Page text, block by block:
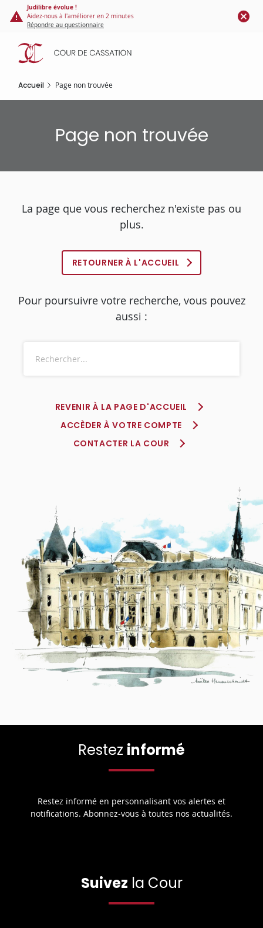
Panneau de gestion des cookies
contenu
principal
Judilibre évolue !
Aidez-nous à l'améliorer en 2 minutes
Répondre au questionnaire
Accueil Page non trouvée
Page non trouvée
La page que vous recherchez n'existe pas ou
plus.
RETOURNER À L'ACCUEIL
Pour poursuivre votre recherche, vous pouvez
aussi :
REVENIR À LA PAGE D'ACCUEIL
ACCÈDER À VOTRE COMPTE
CONTACTER LA COUR
Restez informé
Restez informé en personnalisant vos alertes et
notifications. Abonnez-vous à toutes nos actualités.
Suivez la Cour